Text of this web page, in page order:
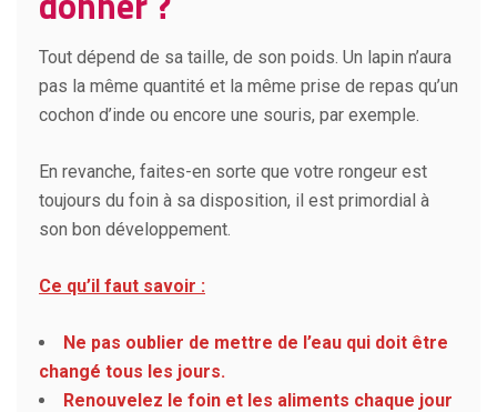
Tout dépend de sa taille, de son poids. Un lapin n’aura
pas la même quantité et la même prise de repas qu’un
cochon d’inde ou encore une souris, par exemple.
En revanche, faites-en sorte que votre rongeur est
toujours du foin à sa disposition, il est primordial à
son bon développement.
Ce qu’il faut savoir :
Ne pas oublier de mettre de l’eau qui doit être
changé tous les jours.
Renouvelez le foin et les aliments chaque jour